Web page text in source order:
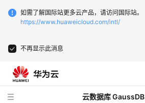
如需了解国际站更多云产品，请访问国际站。
https://www.huaweicloud.com/intl/
不再显示此消息
云数据库 GaussDB